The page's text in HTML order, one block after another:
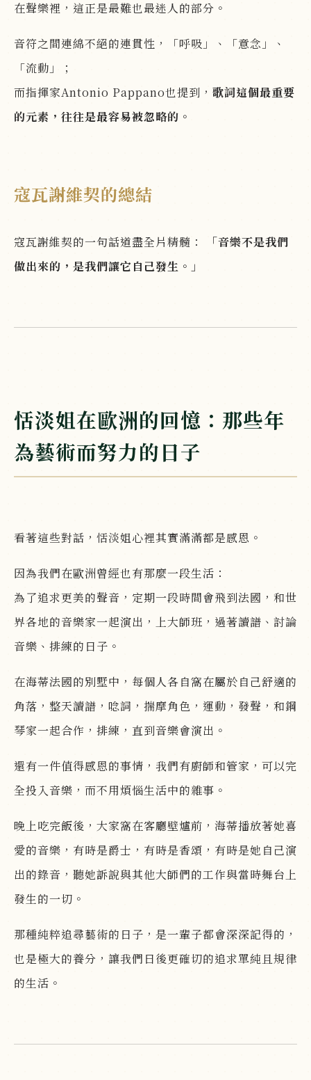
在聲樂裡，這正是最難也最迷人的部分。
音符之間連綿不絕的連貫性，「呼吸」、「意念」、
「流動」；
而指揮家Antonio Pappano也提到， 歌詞這個最重要
的元素，往往是最容易被忽略的。
寇瓦謝維契的總結
寇瓦謝維契的一句話道盡全片精髓：
「音樂不是我們
做出來的，是我們讓它自己發生。」
恬淡姐在歐洲的回憶：那些年
為藝術而努力的日子
看著這些對話，恬淡姐心裡其實滿滿都是感恩。
因為我們在歐洲曾經也有那麼一段生活：
為了追求更美的聲音，定期一段時間會飛到法國，和世
界各地的音樂家一起演出，上大師班，過著讀譜、討論
音樂、排練的日子。
在海蒂法國的別墅中，每個人各自窩在屬於自己舒適的
角落，整天讀譜，唸詞，揣摩角色，運動，發聲，和鋼
琴家一起合作，排練，直到音樂會演出。
還有一件值得感恩的事情，我們有廚師和管家，可以完
全投入音樂，而不用煩惱生活中的雜事。
晚上吃完飯後，大家窩在客廳壁爐前，海蒂播放著她喜
愛的音樂，有時是爵士，有時是香頌，有時是她自己演
出的錄音，聽她訴說與其他大師們的工作與當時舞台上
發生的一切。
那種純粹追尋藝術的日子，是一輩子都會深深記得的，
也是極大的養分，讓我們日後更確切的追求單純且規律
的生活。